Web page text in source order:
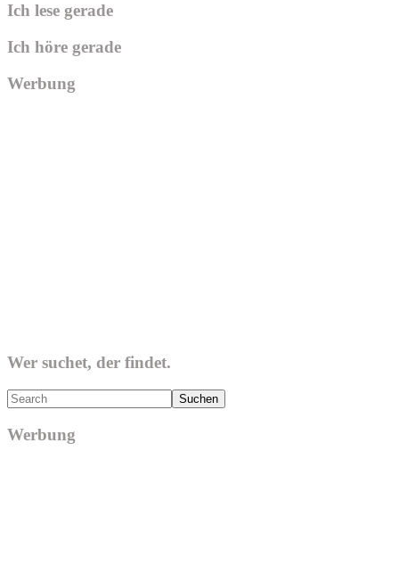
Ich lese gerade
Ich höre gerade
Werbung
Wer suchet, der findet.
Search
Werbung